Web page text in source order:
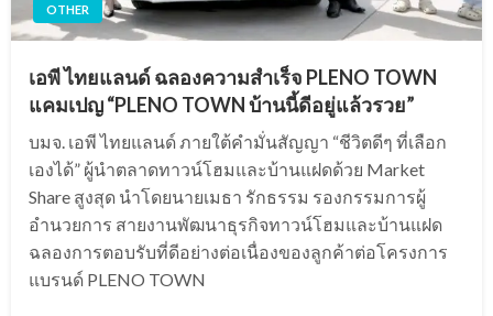
OTHER
เอพี ไทยแลนด์ ฉลองความสำเร็จ PLENO TOWN
แคมเปญ “PLENO TOWN บ้านนี้ดีอยู่แล้วรวย”
บมจ. เอพี ไทยแลนด์ ภายใต้คำมั่นสัญญา “ชีวิตดีๆ ที่เลือก
เองได้” ผู้นำตลาดทาวน์โฮมและบ้านแฝดด้วย Market
Share สูงสุด นำโดยนายเมธา รักธรรม รองกรรมการผู้
อำนวยการ สายงานพัฒนาธุรกิจทาวน์โฮมและบ้านแฝด
ฉลองการตอบรับที่ดีอย่างต่อเนื่องของลูกค้าต่อโครงการ
แบรนด์ PLENO TOWN